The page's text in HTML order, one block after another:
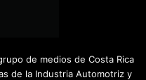
de medios de Costa Rica
de la Industria Automotriz y